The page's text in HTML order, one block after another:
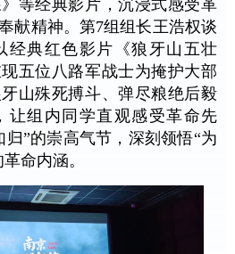
等经典影片，沉浸式感受革
献精神。第7组组长王浩权谈
经典红色影片《狼牙山五壮
五位八路军战士为掩护大部
山殊死搏斗、弹尽粮绝后毅
让组内同学直观感受革命先
”的崇高气节，深刻领悟“为
命内涵。